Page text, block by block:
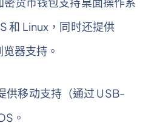
和 Linux，同时还提供
器支持。
供移动支持（通过 USB-
。